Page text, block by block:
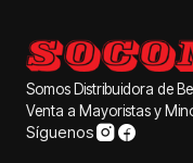
Somos Distribuidora de
Venta a Mayoristas y
Síguenos